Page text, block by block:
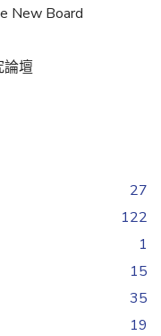
New Board
論壇
27
122
1
15
35
19